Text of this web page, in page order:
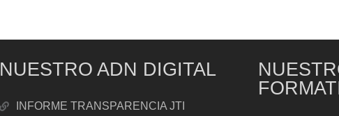
NUESTRO ADN DIGITAL
INFORME TRANSPARENCIA JTI